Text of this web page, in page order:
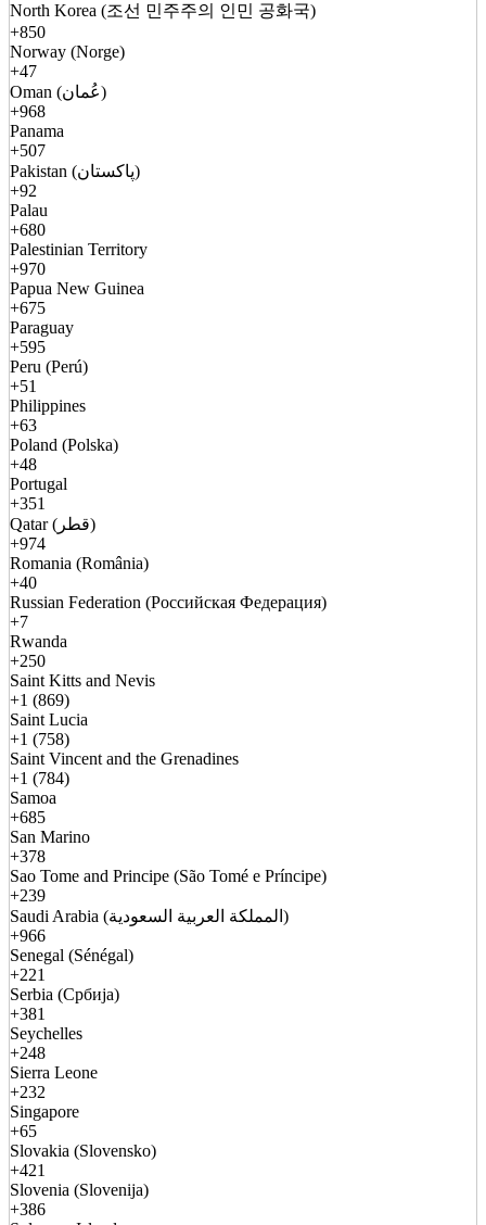
North Korea (조선 민주주의 인민 공화국)
+850
Norway (Norge)
+47
Oman (عُمان)
+968
Panama
+507
Pakistan (پاکستان)
+92
Palau
+680
Palestinian Territory
+970
Papua New Guinea
+675
Paraguay
+595
Peru (Perú)
+51
Philippines
+63
Poland (Polska)
+48
Portugal
+351
Qatar (قطر)
+974
Romania (România)
+40
Russian Federation (Российская Федерация)
+7
Rwanda
+250
Saint Kitts and Nevis
+1 (869)
Saint Lucia
+1 (758)
Saint Vincent and the Grenadines
+1 (784)
Samoa
+685
San Marino
+378
Sao Tome and Principe (São Tomé e Príncipe)
+239
Saudi Arabia (المملكة العربية السعودية)
+966
Senegal (Sénégal)
+221
Serbia (Србија)
+381
Seychelles
+248
Sierra Leone
+232
Singapore
+65
Slovakia (Slovensko)
+421
Slovenia (Slovenija)
+386